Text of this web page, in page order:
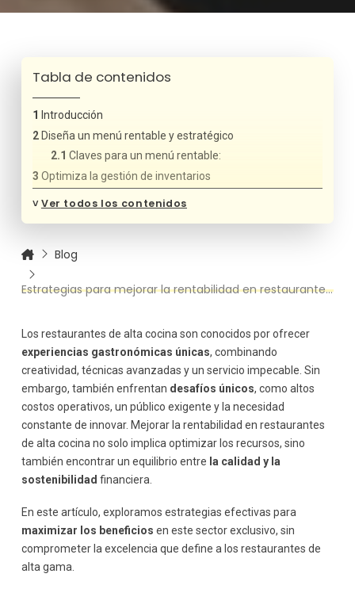
Tabla de contenidos
Introducción
Diseña un menú rentable y estratégico
Claves para un menú rentable:
Optimiza la gestión de inventarios
Invierte en formación y motivación del personal
Controla los costos operativos
Promueve el marketing experiencial
Ideas de marketing experiencial:
Crea relaciones con proveedores estratégicos
Cómo optimizar la relación con proveedores:
Monitorea los indicadores de rendimiento
KPI clave para restaurantes de alta cocina:
˅Ver todos los contenidos
Blog
Estrategias para mejorar la rentabilidad en restaurantes de alta cocina
Los restaurantes de alta cocina son conocidos por ofrecer
experiencias gastronómicas únicas, combinando
creatividad, técnicas avanzadas y un servicio impecable. Sin
embargo, también enfrentan desafíos únicos, como altos
costos operativos, un público exigente y la necesidad
constante de innovar. Mejorar la rentabilidad en restaurantes
de alta cocina no solo implica optimizar los recursos, sino
también encontrar un equilibrio entre la calidad y la
sostenibilidad financiera.
En este artículo, exploramos estrategias efectivas para
maximizar los beneficios en este sector exclusivo, sin
comprometer la excelencia que define a los restaurantes de
alta gama.